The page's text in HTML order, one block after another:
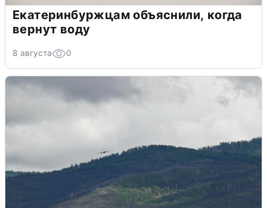
Екатеринбуржцам объяснили, когда
вернут воду
8 августа 0